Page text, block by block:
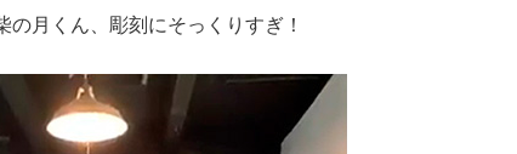
の月くん、彫刻にそっくりすぎ！